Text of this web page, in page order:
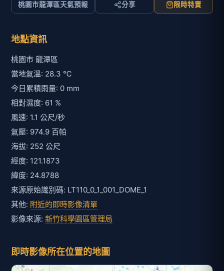
桃園市龍潭區天氣預報 分享 限時特賣
地點資訊
桃園市 龍潭區
當地氣溫: 28.3 ℃
今日累積雨量: 0 mm
相對濕度: 61 %
風速: 1.1 公尺/秒
氣壓: 974.9 百帕
海拔: 252 公尺
經度: 121.1873
緯度: 24.8788
來源原始識別碼: LT110_0_1_001_DOME_1
其他: 附近的即時影像清單
影像來源: 新竹科學園區管理局
即時影像所在位置的地圖